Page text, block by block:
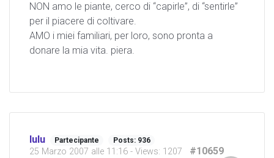
NON amo le piante, cerco di “capirle”, di “sentirle”
per il piacere di coltivare.
AMO i miei familiari, per loro, sono pronta a
donare la mia vita. piera.
lulu Partecipante Posts: 936
25 Marzo 2007 alle 11:16 - Views: 1207 #10659